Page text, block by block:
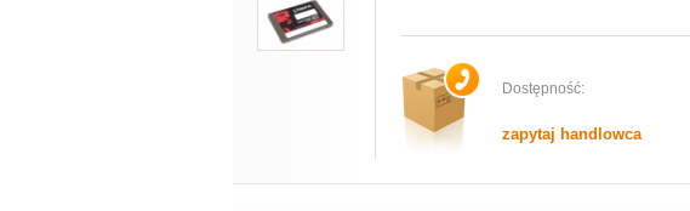
Dostępność:
zapytaj handlowca